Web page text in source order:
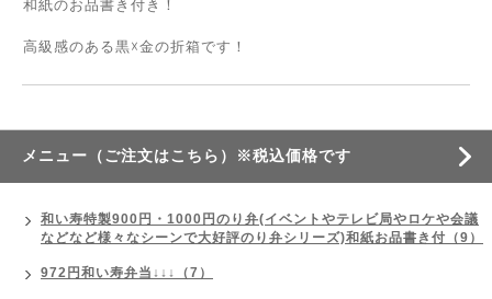
和紙のお品書き付き！
高級感のある黒☓金の折箱です！
メニュー（ご注文はこちら）※税込価格です
和い寿特製900円・1000円のり弁(イベントやテレビ局やロケや会議
などなど様々なシーンで大好評のり弁シリーズ)和紙お品書き付（9）
972円和い寿弁当↓↓↓（7）